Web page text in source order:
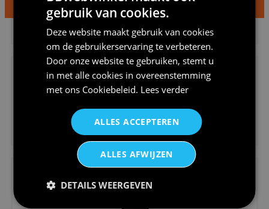
€24,95
Dames v hals t-shirt prinses v...
€24,95
Koningsdag shirt heren v-hals ...
gebruik van cookies.
Deze website maakt gebruik van cookies
om de gebruikerservaring te verbeteren.
Door onze website te gebruiken, stemt u
in met alle cookies in overeenstemming
met ons Cookiebeleid. Lees verder
ALLES ACCEPTEREN
ALLES AFWIJZEN
DETAILS WEERGEVEN